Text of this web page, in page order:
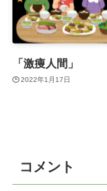
「激痩人間」
2022年1月17日
コメント